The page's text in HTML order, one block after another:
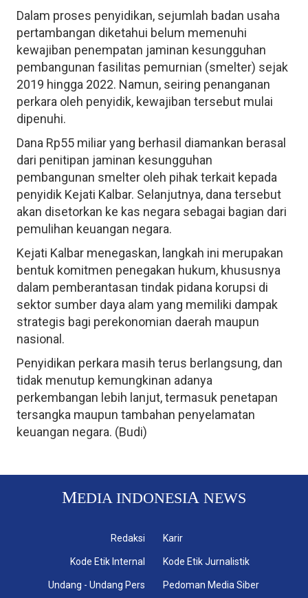
Dalam proses penyidikan, sejumlah badan usaha
pertambangan diketahui belum memenuhi
kewajiban penempatan jaminan kesungguhan
pembangunan fasilitas pemurnian (smelter) sejak
2019 hingga 2022. Namun, seiring penanganan
perkara oleh penyidik, kewajiban tersebut mulai
dipenuhi.
Dana Rp55 miliar yang berhasil diamankan berasal
dari penitipan jaminan kesungguhan
pembangunan smelter oleh pihak terkait kepada
penyidik Kejati Kalbar. Selanjutnya, dana tersebut
akan disetorkan ke kas negara sebagai bagian dari
pemulihan keuangan negara.
Kejati Kalbar menegaskan, langkah ini merupakan
bentuk komitmen penegakan hukum, khususnya
dalam pemberantasan tindak pidana korupsi di
sektor sumber daya alam yang memiliki dampak
strategis bagi perekonomian daerah maupun
nasional.
Penyidikan perkara masih terus berlangsung, dan
tidak menutup kemungkinan adanya
perkembangan lebih lanjut, termasuk penetapan
tersangka maupun tambahan penyelamatan
keuangan negara. (Budi)
MEDIA INDONESIA NEWS
Redaksi
Kode Etik Internal
Undang - Undang Pers
Karir
Kode Etik Jurnalistik
Pedoman Media Siber